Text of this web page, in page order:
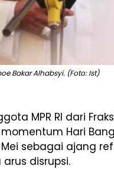
Bakar Alhabsyi. (Foto: Ist)
MPR RI dari
Hari
sebagai ajang
disrupsi.